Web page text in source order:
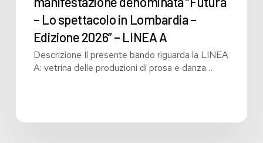
partecipare
manifestazione
denominata
“Futura
Lombardia
– Lo spettacolo in Lombardia –
Edizione 2026” – LINEA A
Descrizione Il presente bando riguarda la LINEA
A: vetrina delle produzioni di prosa e danza…